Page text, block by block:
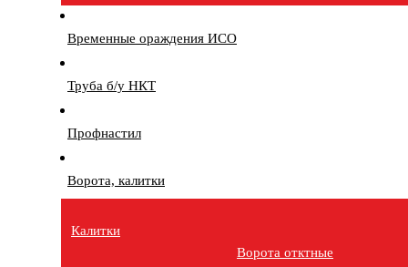
Временные ораждения ИСО
Труба б/у НКТ
Профнастил
Ворота, калитки
Калитки
Ворота отктные